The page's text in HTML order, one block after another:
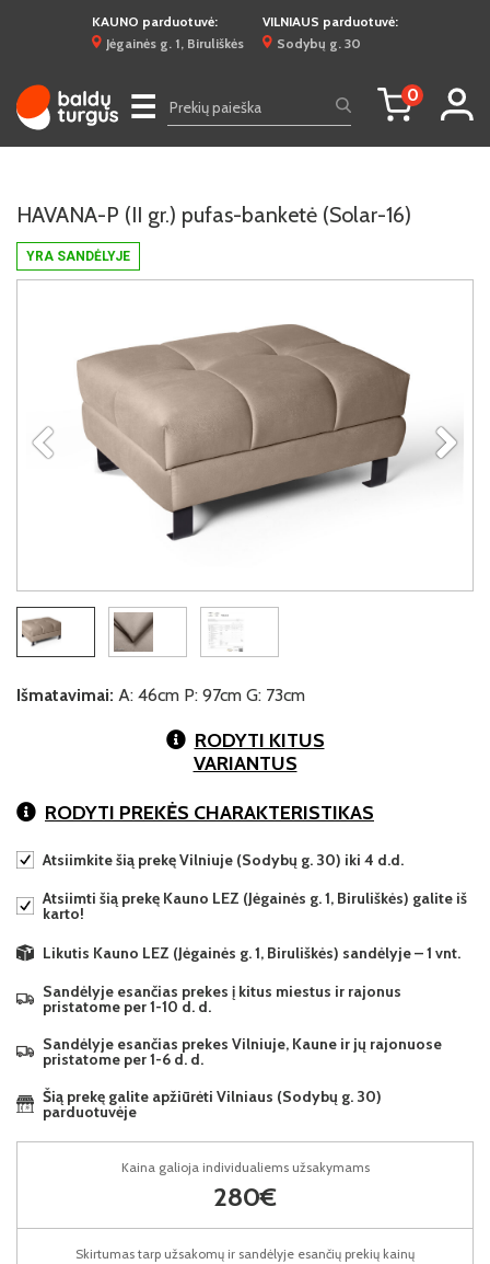
KAUNO parduotuvė:
Jėgainės g. 1, Biruliškės
VILNIAUS parduotuvė:
Sodybų g. 30
☰ 0
YRA SANDĖLYJE
HAVANA-P (II gr.) pufas-banketė (Solar-16)
Išmatavimai: A: 46cm P: 97cm G: 73cm
RODYTI KITUS
VARIANTUS
RODYTI PREKĖS CHARAKTERISTIKAS
Atsiimkite šią prekę Vilniuje (Sodybų g. 30) iki 4 d.d.
Atsiimti šią prekę Kauno LEZ (Jėgainės g. 1, Biruliškės) galite iš
karto!
Likutis Kauno LEZ (Jėgainės g. 1, Biruliškės) sandėlyje – 1 vnt.
Sandėlyje esančias prekes į kitus miestus ir rajonus
pristatome per 1-10 d. d.
Sandėlyje esančias prekes Vilniuje, Kaune ir jų rajonuose
pristatome per 1-6 d. d.
Šią prekę galite apžiūrėti Vilniaus (Sodybų g. 30)
parduotuvėje
Kaina galioja individualiems užsakymams
280€
Skirtumas tarp užsakomų ir sandėlyje esančių prekių kainų